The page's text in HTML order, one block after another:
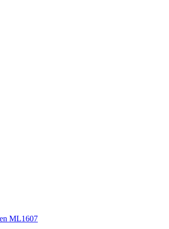
ML1607